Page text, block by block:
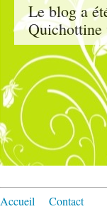
Le blog a
Quichottine
Accueil Contact